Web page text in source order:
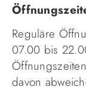
Reguläre
07.00 bis
davon